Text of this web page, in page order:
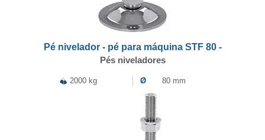
Pé nivelador - pé para máquina STF 80 -
Pés niveladores
2000 kg Ø 80 mm